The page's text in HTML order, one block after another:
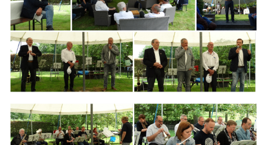
Branding
ARMCHAIR